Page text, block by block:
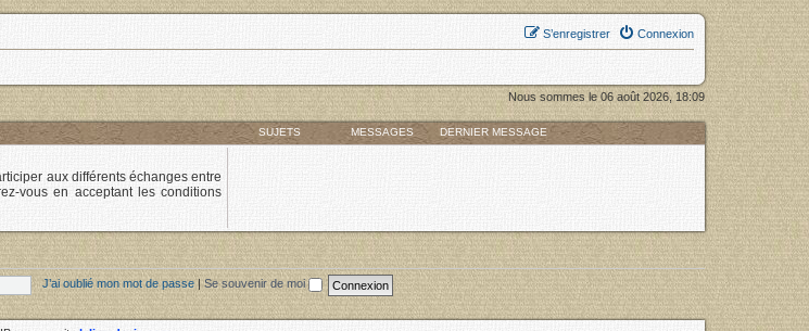
Connexion
S’enregistrer
Nous sommes le 06 août 2026, 18:09
SUJETS MESSAGES DERNIER MESSAGE
aux différents échanges entre
vous en acceptant les conditions
J’ai oublié mon mot de passe | Se souvenir de moi